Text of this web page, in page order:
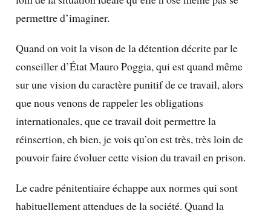
permettre d’imaginer.
Quand on voit la vison de la détention décrite par le
conseiller d’État Mauro Poggia, qui est quand même
sur une vision du caractère punitif de ce travail, alors
que nous venons de rappeler les obligations
internationales, que ce travail doit permettre la
réinsertion, eh bien, je vois qu’on est très, très loin de
pouvoir faire évoluer cette vision du travail en prison.
Le cadre pénitentiaire échappe aux normes qui sont
habituellement attendues de la société. Quand la